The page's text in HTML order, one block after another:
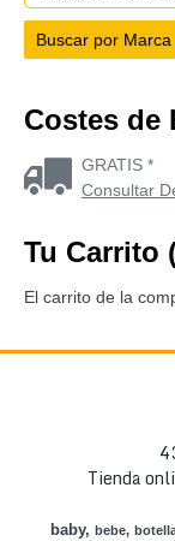
Costes de
GRATIS *
Consultar
Tu Carrito
El carrito de la
Tienda
baby bebe